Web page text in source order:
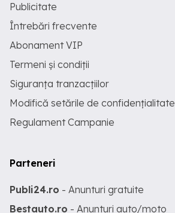
Publicitate
Întrebări frecvente
Abonament VIP
Termeni și condiții
Siguranța tranzacțiilor
Modifică setările de confidențialitate
Regulament Campanie
Parteneri
Publi24.ro - Anunturi gratuite
Bestauto.ro - Anunturi auto/moto